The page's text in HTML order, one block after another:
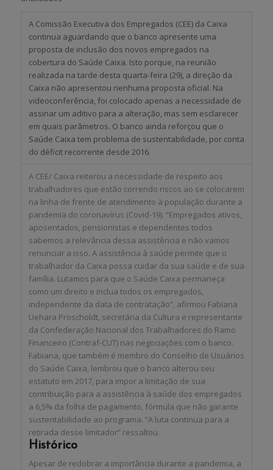
A Comissão Executiva dos Empregados (CEE) da Caixa
continua aguardando que o banco apresente uma
proposta de inclusão dos novos empregados na
cobertura do Saúde Caixa. Isto porque, na reunião
realizada na tarde desta quarta-feira (29), a direção da
Caixa não apresentou nenhuma proposta oficial. Na
videoconferência, foi colocado apenas a necessidade de
assinar um aditivo para a alteração, mas sem esclarecer
em quais parâmetros. O banco ainda reforçou que o
Saúde Caixa tem problema de sustentabilidade, por conta
do déficit recorrente desde 2016.
A CEE/ Caixa reiterou a necessidade de respeito aos
trabalhadores que estão correndo riscos ao se colocarem
na linha de frente de atendimento à população durante a
pandemia do coronavírus (Covid-19). “Empregados ativos,
aposentados, pensionistas e dependentes todos
sabemos a relevância dessa assistência e não vamos
renunciar a isso. A assistência à saúde permite que o
trabalhador da Caixa possa cuidar da sua saúde e de sua
família. Lutamos para que o Saúde Caixa permaneça
como um direito e inclua todos os empregados,
independente da data de contratação”, afirmou Fabiana
Uehara Proscholdt, secretária da Cultura e representante
da Confederação Nacional dos Trabalhadores do Ramo
Financeiro (Contraf-CUT) nas negociações com o banco.
Fabiana, que também é membro do Conselho de Usuários
do Saúde Caixa, lembrou que o banco alterou seu
estatuto em 2017, para impor a limitação de sua
contribuição para a assistência à saúde dos empregados
a 6,5% da folha de pagamento, fórmula que não garante
sustentabilidade ao programa. “A luta continua para a
retirada desse limitador” ressaltou.
Histórico
Apesar de redobrar a importância durante a pandemia, a